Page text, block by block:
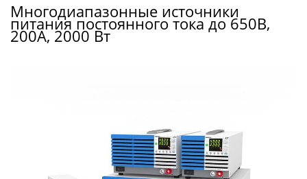
Многодиапазонные источники
питания постоянного тока до 650В,
200А, 2000 Вт